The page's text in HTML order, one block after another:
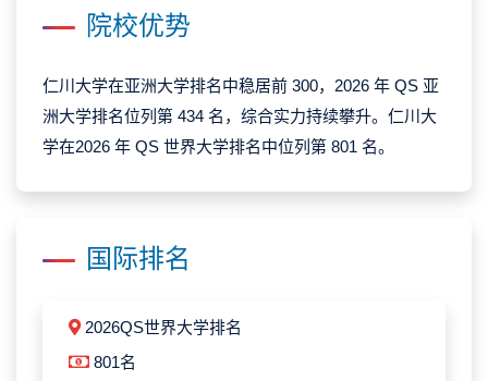
院校优势
仁川大学在亚洲大学排名中稳居前 300，2026 年 QS 亚
洲大学排名位列第 434 名，综合实力持续攀升。仁川大
学在2026 年 QS 世界大学排名中位列第 801 名。
国际排名
2026QS世界大学排名
801名